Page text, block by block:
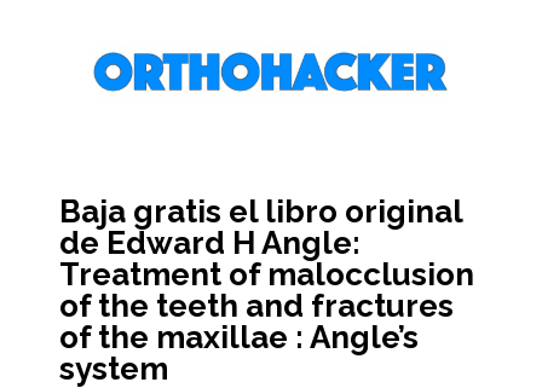
Baja gratis el libro original
de Edward H Angle:
Treatment of malocclusion
of the teeth and fractures
of the maxillae : Angle’s
system